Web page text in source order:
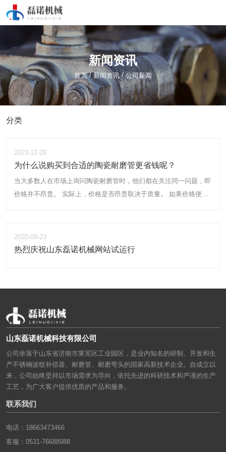
新闻资讯
首页/新闻资讯 /公司新闻
分类
2023-12-28
为什么说购买到合适的陶瓷耐磨管更省钱呢？
当大多数人在市场上询问陶瓷耐磨管时，他们都在关注同一问题，即
价格并不昂贵。 实际上，价格是否昂贵取决于质量。 如果价格便
2020-09-23
热烈庆祝山东磊诺机械网站试运行
山东磊诺机械科技有限公司
公司坐落于山东省济南市莱芜区工业园区，是业内知名的研制、开发和生
产不锈钢波纹补偿器、耐磨管、耐磨弯头的国家高新技术企业。自成立以
来，公司始终坚持以市场需求为导向，依托先进的科研技术和严谨的生产
工艺，为广大客户提供优质的产品和服务。
联系我们
电话：18663473466
客服：0531-76688988